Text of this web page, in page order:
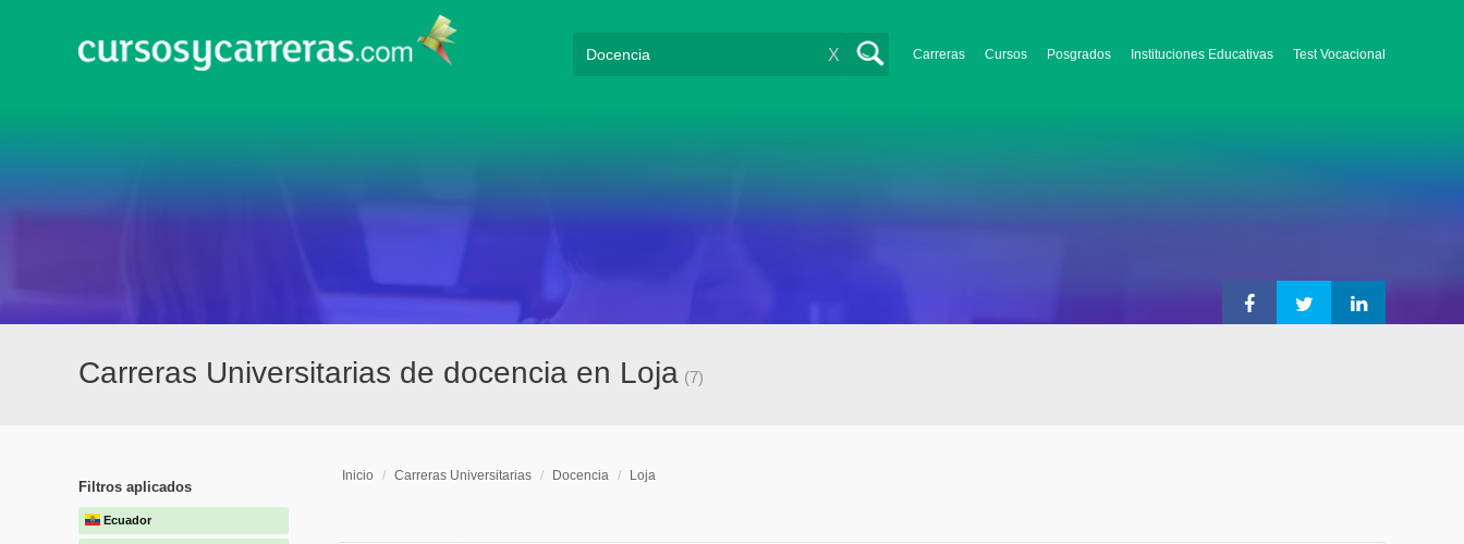
Carreras Cursos Posgrados Instituciones Educativas Test Vocacional
X
Carreras Universitarias de docencia en Loja (7)
Filtros aplicados
Ecuador
Inicio / Carreras Universitarias / Docencia / Loja